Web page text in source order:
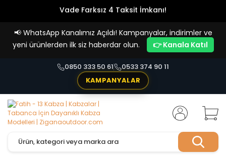
Vade Farksız 4 Taksit İmkanı!
📢 WhatsApp Kanalımız Açıldı! Kampanyalar, indirimler ve
yeni ürünlerden ilk siz haberdar olun.
👉 Kanala Katıl
0850 333 50 61
0533 374 90 11
KAMPANYALAR